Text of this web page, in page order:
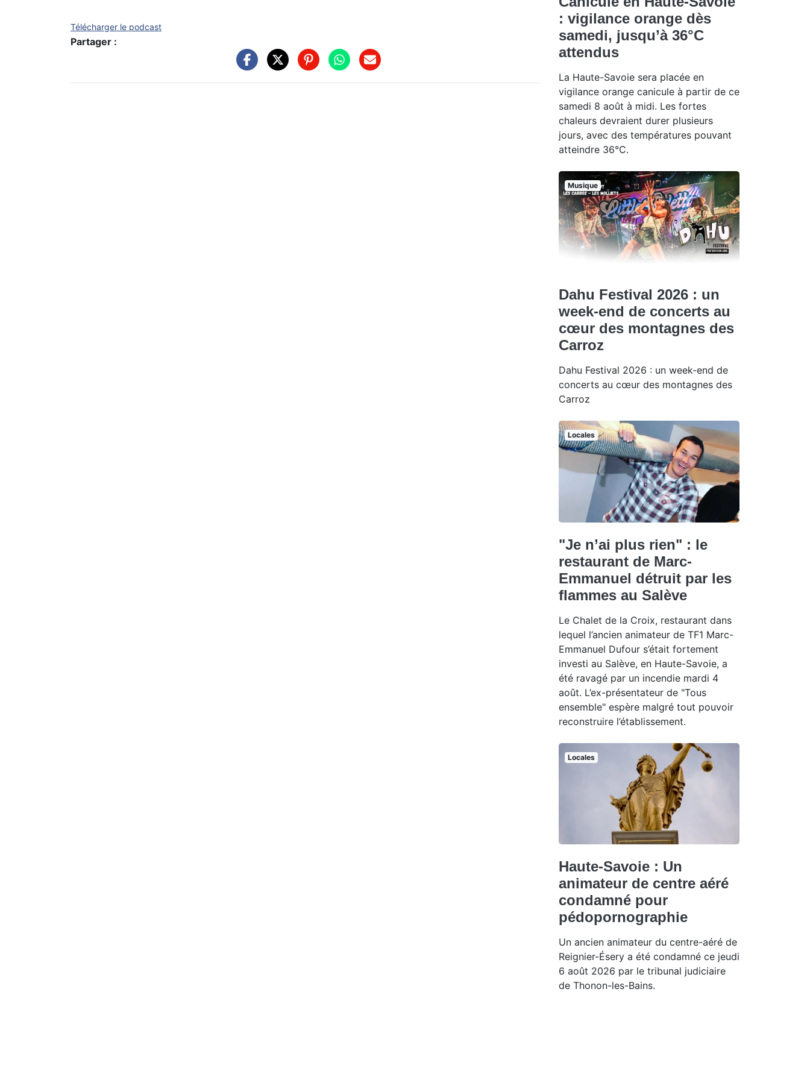
Télécharger le podcast
Partager :
: vigilance orange dès
samedi, jusqu’à 36°C
attendus
La Haute-Savoie sera placée en
vigilance orange canicule à partir de ce
samedi 8 août à midi. Les fortes
chaleurs devraient durer plusieurs
jours, avec des températures pouvant
atteindre 36°C.
Musique
Dahu Festival 2026 : un
week-end de concerts au
cœur des montagnes des
Carroz
Dahu Festival 2026 : un week-end de
concerts au cœur des montagnes des
Carroz
Locales
"Je n’ai plus rien" : le
restaurant de Marc-
Emmanuel détruit par les
flammes au Salève
Le Chalet de la Croix, restaurant dans
lequel l’ancien animateur de TF1 Marc-
Emmanuel Dufour s’était fortement
investi au Salève, en Haute-Savoie, a
été ravagé par un incendie mardi 4
août. L’ex-présentateur de "Tous
ensemble" espère malgré tout pouvoir
reconstruire l’établissement.
Locales
Haute-Savoie : Un
animateur de centre aéré
condamné pour
pédopornographie
Un ancien animateur du centre-aéré de
Reignier-Ésery a été condamné ce jeudi
6 août 2026 par le tribunal judiciaire
de Thonon-les-Bains.